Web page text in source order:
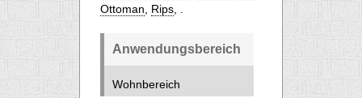
Ottoman
Rips
Anwendungsbereich
Wohnbereich